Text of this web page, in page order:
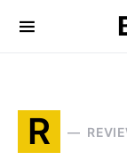
R